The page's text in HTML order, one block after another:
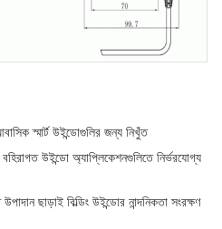
স্মার্ট উইন্ডোগুলির জন্য নিখুঁত
উইন্ডো অ্যাপ্লিকেশনগুলিতে নির্ভরযোগ্য
ছাড়াই বিল্ডিং উইন্ডোর নান্দনিকতা সংরক্ষণ